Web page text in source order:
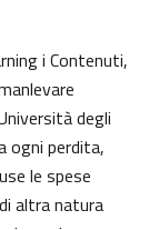
i Contenuti,
degli
ogni perdita,
le spese
altra natura